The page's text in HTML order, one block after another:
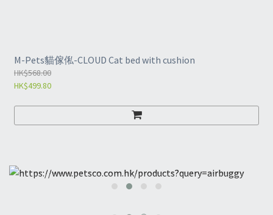
M-Pets貓傢俬-CLOUD Cat bed with cushion
HK$568.00
HK$499.80